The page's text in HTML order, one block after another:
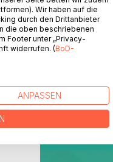
BEIBoD
Wir haben auf die
durch den Drittanbieter
die oben beschriebenen
Footer unter „Privacy-
widerrufen. (BoD-
ANPASSEN